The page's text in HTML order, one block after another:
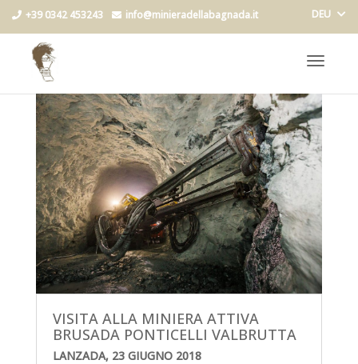
+39 0342 453243 info@minieradellabagnada.it DEU
Toggle
VISITA ALLA MINIERA ATTIVA
BRUSADA PONTICELLI VALBRUTTA
LANZADA, 23 GIUGNO 2018